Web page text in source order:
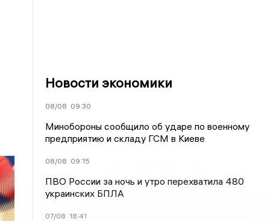
Новости экономики
08/08 09:30
Минобороны сообщило об ударе по военному
предприятию и складу ГСМ в Киеве
08/08 09:15
ПВО России за ночь и утро перехватила 480
украинских БПЛА
07/08 18:41